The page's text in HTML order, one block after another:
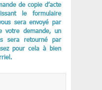
de copie d’acte
le formulaire
sera envoyé par
votre demande, un
sera retourné par
pour cela à bien